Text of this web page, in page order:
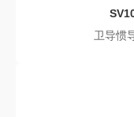
卫导惯